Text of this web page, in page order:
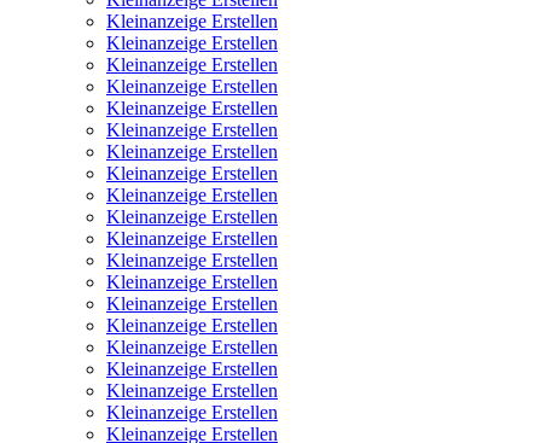
Kleinanzeige Erstellen
Kleinanzeige Erstellen
Kleinanzeige Erstellen
Kleinanzeige Erstellen
Kleinanzeige Erstellen
Kleinanzeige Erstellen
Kleinanzeige Erstellen
Kleinanzeige Erstellen
Kleinanzeige Erstellen
Kleinanzeige Erstellen
Kleinanzeige Erstellen
Kleinanzeige Erstellen
Kleinanzeige Erstellen
Kleinanzeige Erstellen
Kleinanzeige Erstellen
Kleinanzeige Erstellen
Kleinanzeige Erstellen
Kleinanzeige Erstellen
Kleinanzeige Erstellen
Kleinanzeige Erstellen